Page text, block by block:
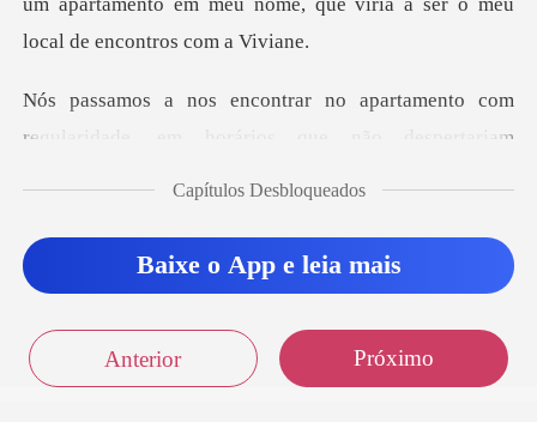
Sair
um apartamento em meu
regularidade, em horários que não despertariam
Capítulos Desbloqueados
Baixe o App e leia mais
Anterior Próximo